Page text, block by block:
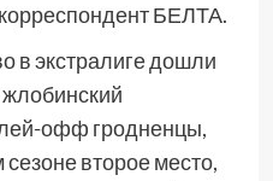
БЕЛТА.
в экстралиге дошли
офф гродненцы,
второе место,